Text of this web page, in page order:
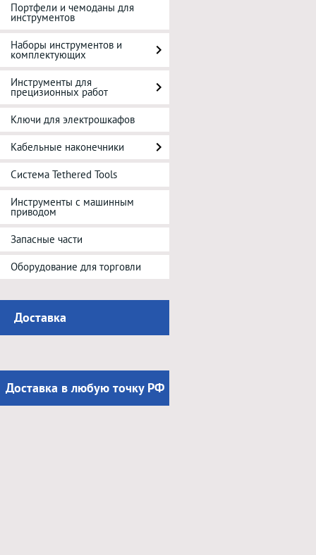
Портфели и чемоданы для
инструментов
Наборы инструментов и
комплектующих
Инструменты для
прецизионных работ
Ключи для электрошкафов
Кабельные наконечники
Система Tethered Tools
Инструменты с машинным
приводом
Запасные части
Оборудование для торговли
Доставка
Доставка в любую точку РФ